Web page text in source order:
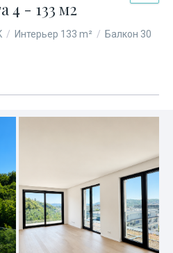
4 - 133 м2
/ Интерьер 133 m² / Балкон 30